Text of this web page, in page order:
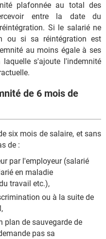
plafonnée au total des
entre la date du
Si le salarié ne
ou si sa réintégration est
au moins égale à ses
s'ajoute l'indemnité
de 6 mois de
six mois de salaire, et sans
de :
par l'employeur (salarié
en maladie
travail etc.),
ou à la suite de
plan de sauvegarde de
pas sa